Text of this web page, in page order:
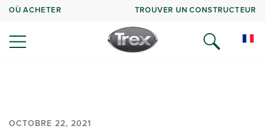
OÙ ACHETER TROUVER UN CONSTRUCTEUR
OCTOBRE 22, 2021